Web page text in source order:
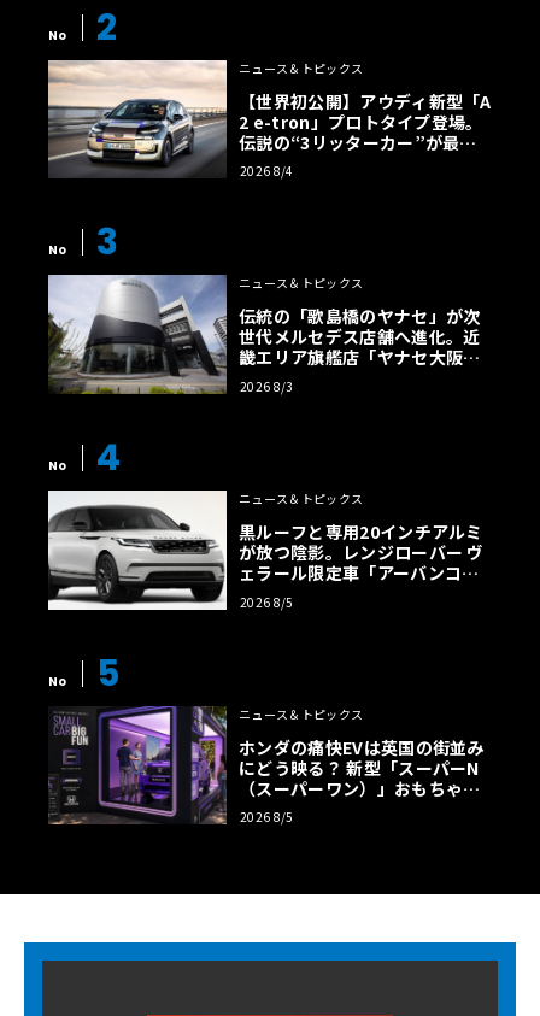
No 2
ニュース＆トピックス
【世界初公開】アウディ新型「A
2 e-tron」プロトタイプ登場。
伝説の“3リッターカー”が最高
効率エントリーBEVとして復活
【画像38枚】
2026 8/4
No 3
ニュース＆トピックス
伝統の「歌島橋のヤナセ」が次
世代メルセデス店舗へ進化。近
畿エリア旗艦店「ヤナセ大阪支
店」がリニューアル
2026 8/3
No 4
ニュース＆トピックス
黒ルーフと専用20インチアルミ
が放つ陰影。レンジローバー ヴ
ェラール限定車「アーバンコン
トラスト・エディション」登場
2026 8/5
No 5
ニュース＆トピックス
ホンダの痛快EVは英国の街並み
にどう映る？ 新型「スーパーN
（スーパーワン）」おもちゃ箱
ツアーの全貌
2026 8/5